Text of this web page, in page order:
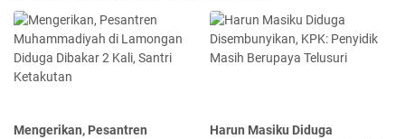
Mengerikan, Pesantren
Harun Masiku Diduga